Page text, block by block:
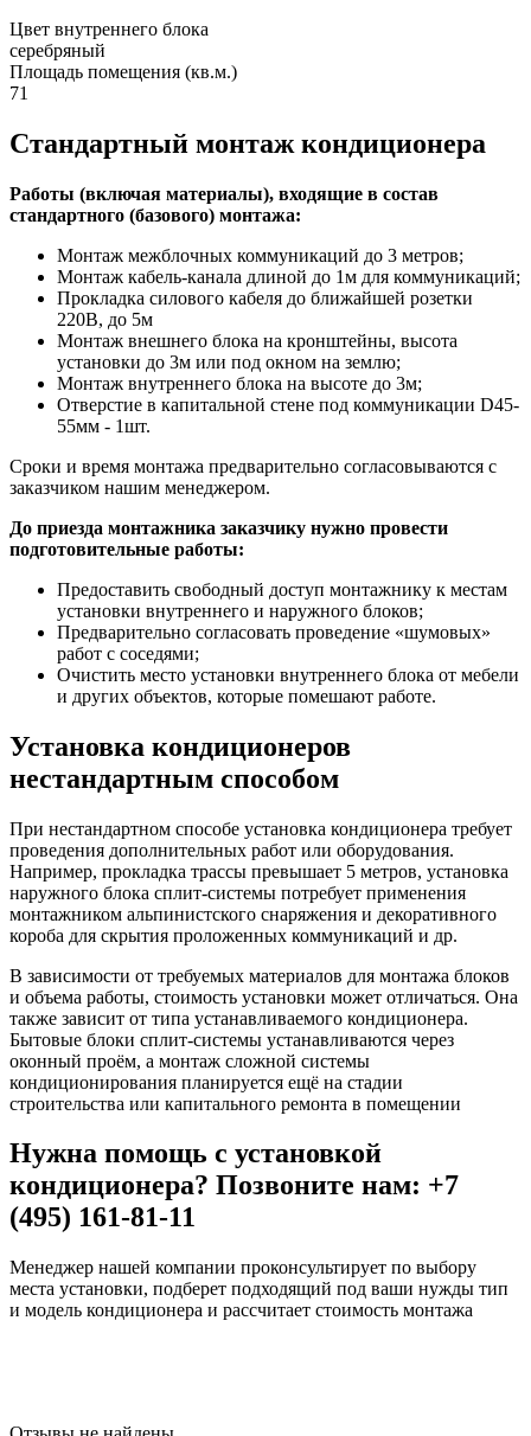
Цвет внутреннего блока
серебряный
Площадь помещения (кв.м.)
71
Стандартный монтаж кондиционера
Работы (включая материалы), входящие в состав
стандартного (базового) монтажа:
Монтаж межблочных коммуникаций до 3 метров;
Монтаж кабель-канала длиной до 1м для коммуникаций;
Прокладка силового кабеля до ближайшей розетки
220В, до 5м
Монтаж внешнего блока на кронштейны, высота
установки до 3м или под окном на землю;
Монтаж внутреннего блока на высоте до 3м;
Отверстие в капитальной стене под коммуникации D45-
55мм - 1шт.
Сроки и время монтажа предварительно согласовываются с
заказчиком нашим менеджером.
До приезда монтажника заказчику нужно провести
подготовительные работы:
Предоставить свободный доступ монтажнику к местам
установки внутреннего и наружного блоков;
Предварительно согласовать проведение «шумовых»
работ с соседями;
Очистить место установки внутреннего блока от мебели
и других объектов, которые помешают работе.
Установка кондиционеров
нестандартным способом
При нестандартном способе установка кондиционера требует
проведения дополнительных работ или оборудования.
Например, прокладка трассы превышает 5 метров, установка
наружного блока сплит-системы потребует применения
монтажником альпинистского снаряжения и декоративного
короба для скрытия проложенных коммуникаций и др.
В зависимости от требуемых материалов для монтажа блоков
и объема работы, стоимость установки может отличаться. Она
также зависит от типа устанавливаемого кондиционера.
Бытовые блоки сплит-системы устанавливаются через
оконный проём, а монтаж сложной системы
кондиционирования планируется ещё на стадии
строительства или капитального ремонта в помещении
Нужна помощь с установкой
кондиционера? Позвоните нам: +7
(495) 161-81-11
Менеджер нашей компании проконсультирует по выбору
места установки, подберет подходящий под ваши нужды тип
и модель кондиционера и рассчитает стоимость монтажа